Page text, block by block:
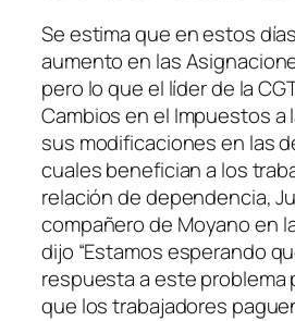
Se estima que en estos
aumento en las
pero lo que el líder de la
Cambios en el Impuestos a
sus modificaciones en las
cuales benefician a los
relación de dependencia,
compañero de Moyano en
dijo “Estamos esperando
respuesta a este problema
que los trabajadores